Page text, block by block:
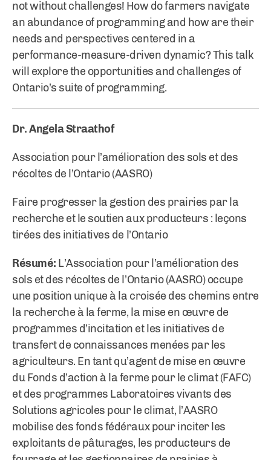
not without challenges! How do farmers navigate
an abundance of programming and how are their
needs and perspectives centered in a
performance-measure-driven dynamic? This talk
will explore the opportunities and challenges of
Ontario’s suite of programming.
Dr. Angela Straathof
Association pour l’amélioration des sols et des
récoltes de l’Ontario (AASRO)
Faire progresser la gestion des prairies par la
recherche et le soutien aux producteurs : leçons
tirées des initiatives de l’Ontario
Résumé: L’Association pour l’amélioration des
sols et des récoltes de l’Ontario (AASRO) occupe
une position unique à la croisée des chemins entre
la recherche à la ferme, la mise en œuvre de
programmes d’incitation et les initiatives de
transfert de connaissances menées par les
agriculteurs. En tant qu’agent de mise en œuvre
du Fonds d’action à la ferme pour le climat (FAFC)
et des programmes Laboratoires vivants des
Solutions agricoles pour le climat, l’AASRO
mobilise des fonds fédéraux pour inciter les
exploitants de pâturages, les producteurs de